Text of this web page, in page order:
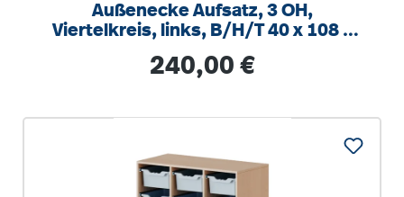
Außenecke Aufsatz, 3 OH,
Viertelkreis, links, B/H/T 40 x 108 x
Regulärer Preis:
240,00 €